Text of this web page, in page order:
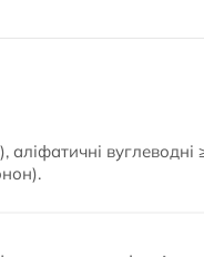
аліфатичні